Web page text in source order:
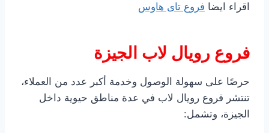
اقراء ايضا فروع تاى هاوس
فروع رويال لاب الجيزة
حرصًا على سهولة الوصول وخدمة أكبر عدد من العملاء،
تنتشر فروع رويال لاب في عدة مناطق حيوية داخل
الجيزة، وتشمل: